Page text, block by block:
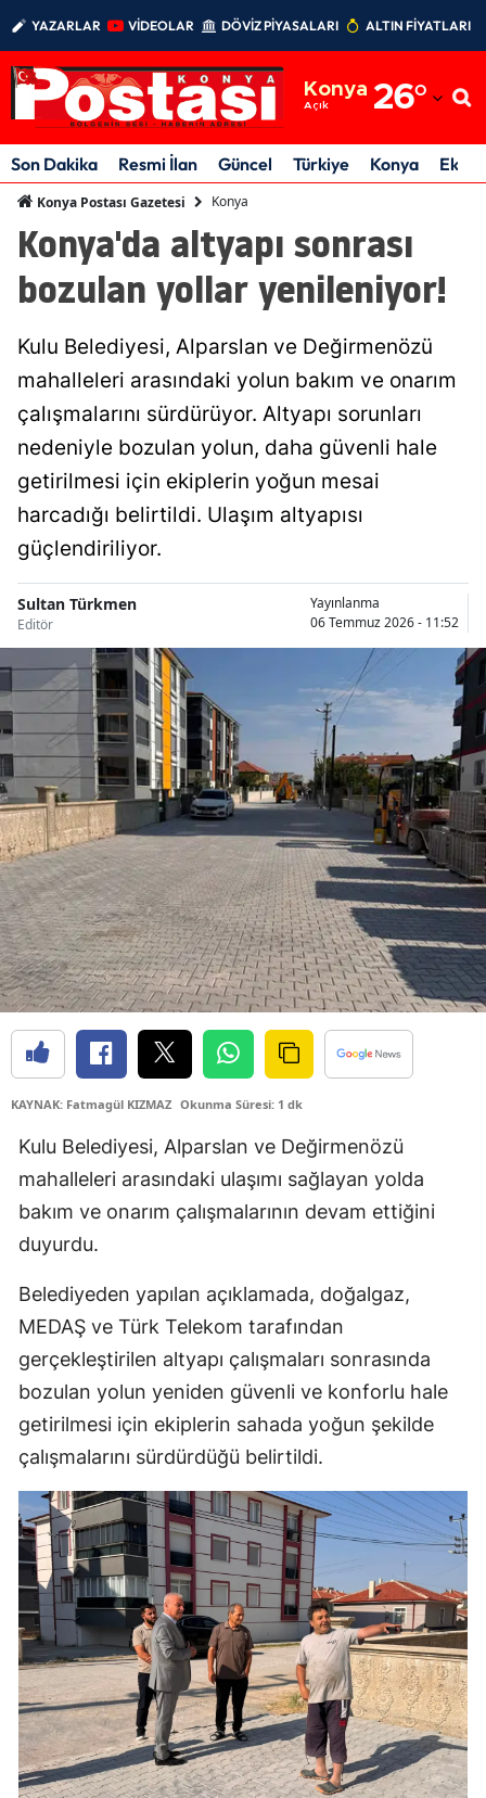
YAZARLAR VİDEOLAR DÖVİZ PİYASALARI ALTIN FİYATLARI
Konya
Açık 26°
Adıyaman
Afyonkarahisar
Amasya
Ankara
Artvin
Aydın
Balıkesir
Bilecik
Bitlis
Bolu
Burdur
Bursa
Çanakkale
Çankırı
Çorum
Denizli
Diyarbakır
Edirne
Elazığ
Eskişehir
Gaziantep
Gümüşhane
Hakkari
Hatay
Mersin
İstanbul
Kars
Kastamonu
Kayseri
Kırklareli
Son Dakika Resmi İlan Güncel Türkiye Konya
Konya Postası Gazetesi Konya
Konya'da altyapı sonrası
bozulan yollar yenileniyor!
Kulu Belediyesi, Alparslan ve Değirmenözü
mahalleleri arasındaki yolun bakım ve onarım
çalışmalarını sürdürüyor. Altyapı sorunları
nedeniyle bozulan yolun, daha güvenli hale
getirilmesi için ekiplerin yoğun mesai
harcadığı belirtildi. Ulaşım altyapısı
güçlendiriliyor.
Sultan Türkmen
Editör
Yayınlanma
06 Temmuz 2026 - 11:52
KAYNAK: Fatmagül KIZMAZ Okunma Süresi: 1 dk
Kulu Belediyesi, Alparslan ve Değirmenözü
mahalleleri arasındaki ulaşımı sağlayan yolda
bakım ve onarım çalışmalarının devam ettiğini
duyurdu.
Belediyeden yapılan açıklamada, doğalgaz,
MEDAŞ ve Türk Telekom tarafından
gerçekleştirilen altyapı çalışmaları sonrasında
bozulan yolun yeniden güvenli ve konforlu hale
getirilmesi için ekiplerin sahada yoğun şekilde
çalışmalarını sürdürdüğü belirtildi.